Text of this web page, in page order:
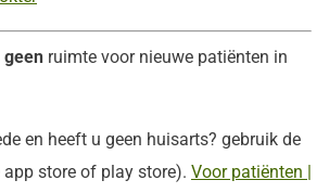
geen ruimte voor nieuwe patiënten in
en heeft u geen huisarts? gebruik de
store of play store). Voor patiënten |